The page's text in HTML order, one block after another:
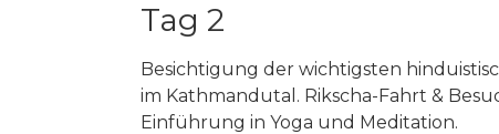
Tag 2
Besichtigung der wichtigsten
im Kathmandutal. Rikscha-Fahrt &
Einführung in Yoga und Meditation.